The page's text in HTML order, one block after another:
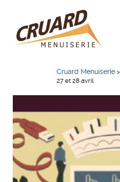
Cruard Menuiserie
27 et 28 avril